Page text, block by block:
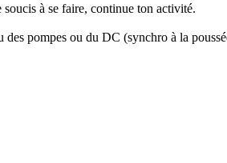
à se faire, continue ton activité.
pompes ou du DC (synchro à la